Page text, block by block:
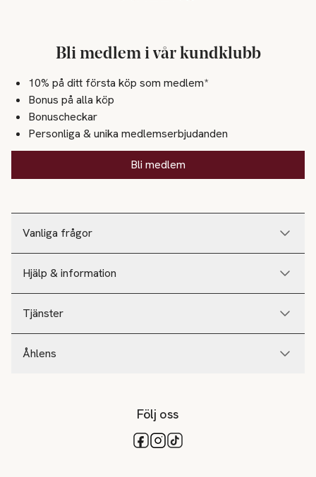
Vanliga frågor
Hjälp & information
Tjänster
Åhlens
Bli medlem i vår kundklubb
10% på ditt första köp som medlem*
Bonus på alla köp
Bonuscheckar
Personliga & unika medlemserbjudanden
Bli medlem
Följ oss